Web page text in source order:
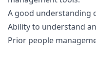
A good understanding
Ability to understand
Prior people